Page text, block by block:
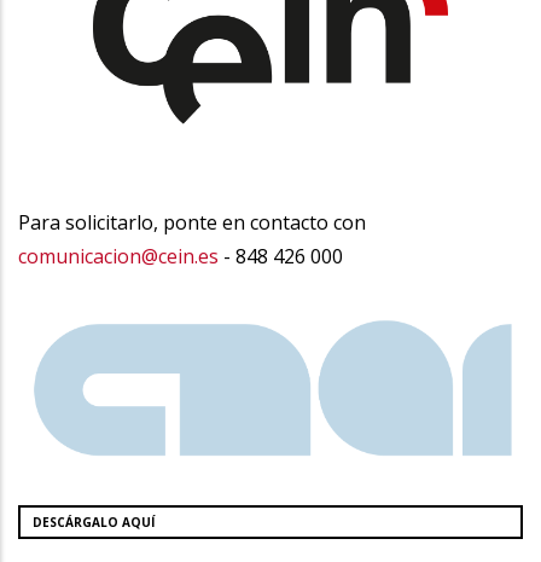
Para solicitarlo, ponte en contacto con
comunicacion@cein.es - 848 426 000
DESCÁRGALO AQUÍ